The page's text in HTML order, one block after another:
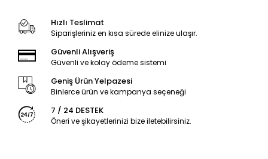
Hızlı Teslimat
Siparişleriniz en kısa sürede elinize ulaşır.
Güvenli Alışveriş
Güvenli ve kolay ödeme sistemi
Geniş Ürün Yelpazesi
Binlerce ürün ve kampanya seçeneği
7 / 24 DESTEK
Öneri ve şikayetlerinizi bize iletebilirsiniz.